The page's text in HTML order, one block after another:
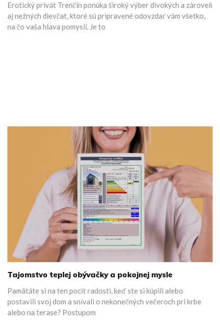
Erotický privát Trenčín ponúka široký výber divokých a zároveň
aj nežných dievčat, ktoré sú pripravené odovzdať vám všetko,
na čo vaša hlava pomyslí. Je to
Tajomstvo teplej obývačky a pokojnej mysle
Pamätáte si na ten pocit radosti, keď ste si kúpili alebo
postavili svoj dom a snívali o nekonečných večeroch pri krbe
alebo na terase? Postupom